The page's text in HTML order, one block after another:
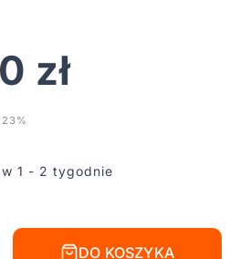
zł
w 1 - 2 tygodnie
DO KOSZYKA